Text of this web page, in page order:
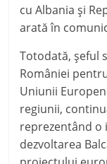
cu Albania şi
arată în
Totodată, şeful
României
Uniunii
regiunii,
reprezentând o
dezvoltarea